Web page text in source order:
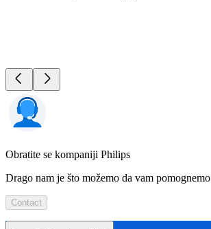
Obratite se kompaniji Philips
Drago nam je što možemo da vam pomognemo
Contact